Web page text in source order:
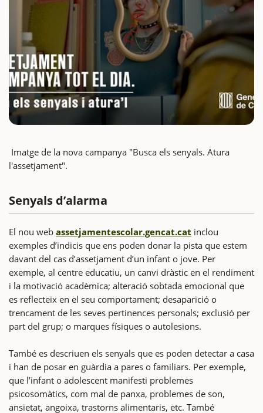
Imatge de la nova campanya "Busca els senyals. Atura
l'assetjament".
Senyals d’alarma
El nou web assetjamentescolar.gencat.cat inclou
exemples d’indicis que ens poden donar la pista que estem
davant del cas d’assetjament d’un infant o jove. Per
exemple, al centre educatiu, un canvi dràstic en el rendiment
i la motivació acadèmica; alteració sobtada emocional que
es reflecteix en el seu comportament; desaparició o
trencament de les seves pertinences personals; exclusió per
part del grup; o marques físiques o autolesions.
També es descriuen els senyals que es poden detectar a casa
i han de posar en guàrdia a pares o familiars. Per exemple,
que l’infant o adolescent manifesti problemes
psicosomàtics, com mal de panxa, problemes de son,
ansietat, angoixa, trastorns alimentaris, etc. També